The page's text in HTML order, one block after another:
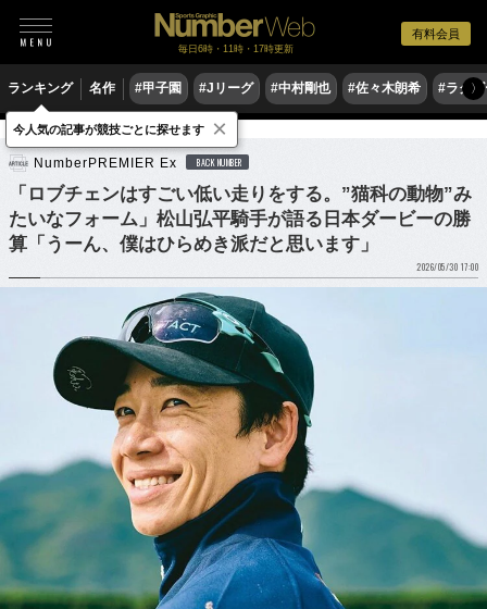
有料会員
毎日6時・11時・17時更新
ランキング 名作 #甲子園 #Jリーグ #中村剛也 #佐々木朗希 #ラグ〉
競馬
NumberPREMIER Ex BACK NUMBER
「ロブチェンはすごい低い走りをする。”猫科の動物”み
たいなフォーム」松山弘平騎手が語る日本ダービーの勝
算「うーん、僕はひらめき派だと思います」
2026/05/30 17:00
今人気の記事が競技ごとに探せます ×